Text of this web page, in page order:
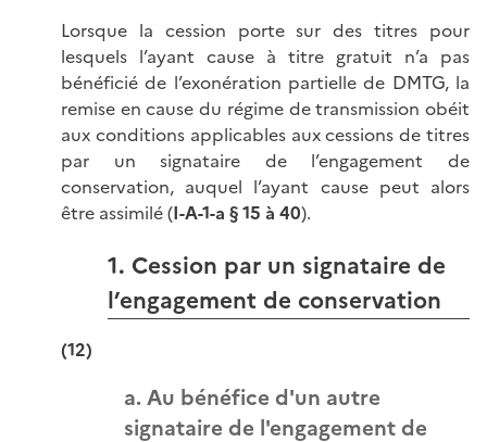
Lorsque la cession porte sur des titres pour
lesquels l’ayant cause à titre gratuit n’a pas
bénéficié de l’exonération partielle de DMTG, la
remise en cause du régime de transmission obéit
aux conditions applicables aux cessions de titres
par un signataire de l’engagement de
conservation, auquel l’ayant cause peut alors
être assimilé (I-A-1-a § 15 à 40).
1. Cession par un signataire de
l’engagement de conservation
(12)
a. Au bénéfice d'un autre
signataire de l'engagement de